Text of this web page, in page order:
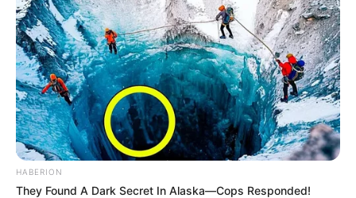
HABERION
They Found A Dark Secret In Alaska—Cops Responded!